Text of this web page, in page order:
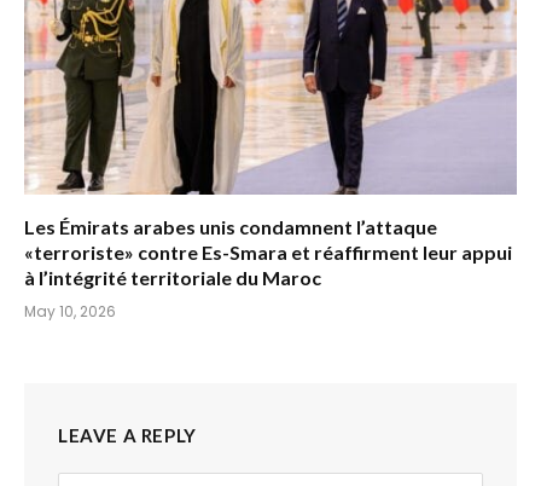
Les Émirats arabes unis condamnent l’attaque
«terroriste» contre Es-Smara et réaffirment leur appui
à l’intégrité territoriale du Maroc
May 10, 2026
LEAVE A REPLY